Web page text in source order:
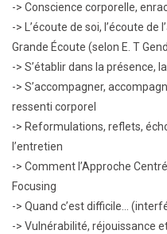
-> Conscience corporelle,
-> L’écoute de soi, l’écoute de
Grande Écoute (selon E. T
-> S’établir dans la présence,
-> S’accompagner,
ressenti corporel
-> Reformulations, reflets,
l’entretien
-> Comment l’Approche
Focusing
-> Quand c’est difficile…
-> Vulnérabilité, réjouissance